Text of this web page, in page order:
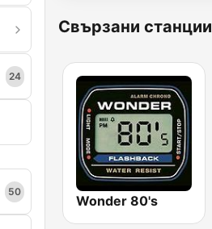
24
50
Свързани станции
Wonder 80's